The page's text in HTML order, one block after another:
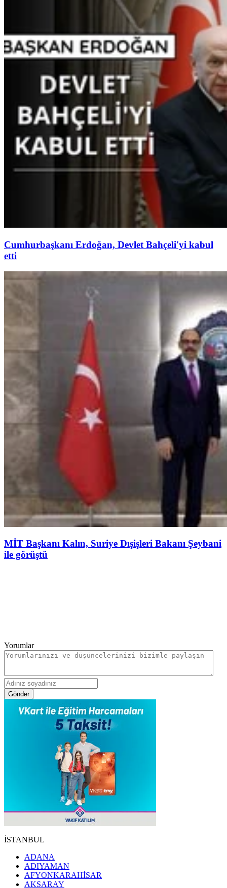
Cumhurbaşkanı Erdoğan, Devlet Bahçeli'yi kabul
etti
MİT Başkanı Kalın, Suriye Dışişleri Bakanı Şeybani
ile görüştü
Yorumlar
Gönder
İSTANBUL
ADANA
ADIYAMAN
AFYONKARAHİSAR
AKSARAY